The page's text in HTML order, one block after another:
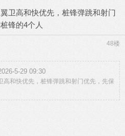
卫高和快优先，桩锋弹跳和射门
锋的4个人
48楼
5-29 09:30
高和快优先，桩锋弹跳和射门优先，先保